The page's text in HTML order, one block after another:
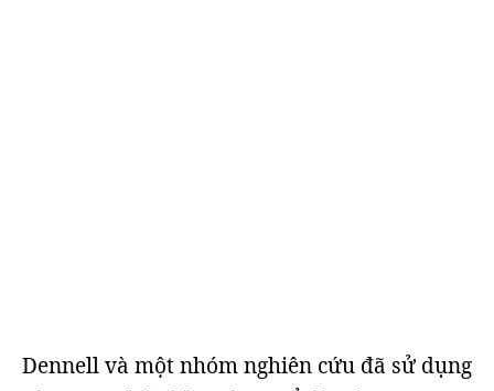
Dennell và một nhóm nghiên cứu đã sử dụng